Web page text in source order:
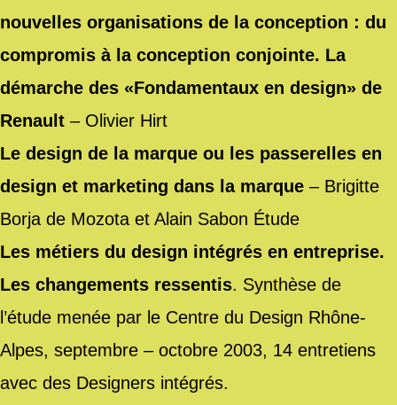
nouvelles organisations de la conception : du
compromis à la conception conjointe. La
démarche des «Fondamentaux en design» de
Renault – Olivier Hirt
Le design de la marque ou les passerelles en
design et marketing dans la marque – Brigitte
Borja de Mozota et Alain Sabon Étude
Les métiers du design intégrés en entreprise.
Les changements ressentis. Synthèse de
l’étude menée par le Centre du Design Rhône-
Alpes, septembre – octobre 2003, 14 entretiens
avec des Designers intégrés.